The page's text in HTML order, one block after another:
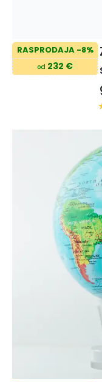
RASPRODAJA -8%
od 232 €